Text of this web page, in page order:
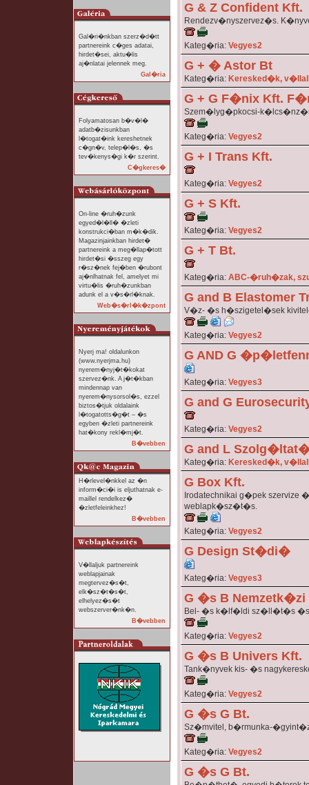
Gal�ri�nkban szerz�d�tt
partnereink c�ges adatai,
hirdet�sei, aktu�lis
aj�nlatai jelennek meg.
Gal�ria
Folyamatosan b�v�l�
adatb�zisunkban
l�togat�ink kereshetnek
c�gn�v, telep�l�s, �s
tev�kenys�gi k�r szerint.
C�gkeres�
On-line �ruh�zunk
egyed�l�ll� �zleti
konstrukci�ban m�k�dik.
Magazinjainkban hirdet�
partnereink a meg�llap�tott
hirdet�si �sszeg egy
r�sz�nek fej�ben �rubont
aj�nlhatnak fel, amelyet mi
virtu�lis �ruh�zunkban
adunk el a v�s�rl�knak.
Web�s�rl�k�zpont
Nyerj ma! oldalunkon
(www.nyerjma.hu)
nyerem�nyj�t�kokat
szervez�nk. A j�t�kban
mindennap van
nyerem�nysorsol�s, ezzel
biztos�tjuk oldalaink
l�togatotts�g�t – �s
egyben �zleti partnereink
hat�kony rekl�mj�t.
B�vebben
H�rlevel�nkkel az �n
inform�ci�i is eljuthatnak e-
maillel rendelkez�
�zletfeleinkhez!
B�vebben
V�llaljuk partnereink
weblapjainak
megtervez�s�t,
elk�sz�t�s�t,
elhelyez�s�t
webszerver�nk�n.
B�vebben
G & Z Confident Kft.
Rendezv�nyszervez�s.
Kateg�ria: Vegyes2
G + � Astor Bt
Kateg�ria: Keresked�k,
G + G F�nix Kft.
Szem�lyg�pkocsi-
Kateg�ria: Vegyes2
G + I Trans Kft.
Kateg�ria: Vegyes2
G + S Kft.
Kateg�ria: Vegyes2
G + T Bt.
Kateg�ria: ABC-�ruh�zak,
G and B Elastomer
V�z- �s h�szigetel�sek
Kateg�ria: Vegyes2
G AND G
Kateg�ria: Vegyes3
G and G
Kateg�ria: Vegyes2
G and L
Kateg�ria: Keresked�k,
G Box Kft.
Irodatechnikai g�pek szervize
weblapk�sz�t�s.
Kateg�ria: Vegyes2
G Design St�di�
Kateg�ria: Vegyes3
G �s B
Bel- �s k�lf�ldi sz�ll�t�s
Kateg�ria: Vegyes2
G �s B Univers Kft.
Tank�nyvek kis- �s
Kateg�ria: Vegyes2
G �s G Bt.
Sz�mvitel, b�rmunka-
Kateg�ria: Vegyes2
G �s G Bt.